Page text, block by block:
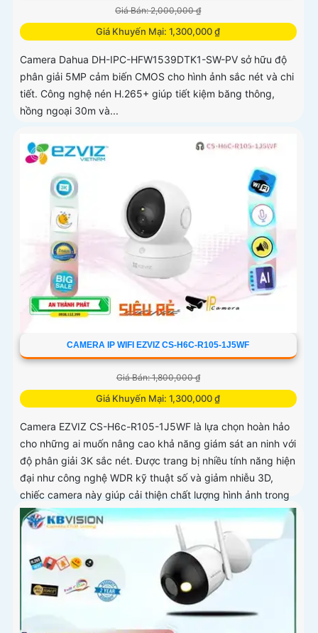
Giá Bán: 2,000,000 ₫
Giá Khuyến Mại: 1,300,000 ₫
Camera Dahua DH-IPC-HFW1539DTK1-SW-PV sở hữu độ
phân giải 5MP cảm biến CMOS cho hình ảnh sắc nét và chi
tiết. Công nghệ nén H.265+ giúp tiết kiệm băng thông,
hồng ngoại 30m và...
CAMERA IP WIFI EZVIZ CS-H6C-R105-1J5WF
Giá Bán: 1,800,000 ₫
Giá Khuyến Mại: 1,300,000 ₫
Camera EZVIZ CS-H6c-R105-1J5WF là lựa chọn hoàn hảo
cho những ai muốn nâng cao khả năng giám sát an ninh với
độ phân giải 3K sắc nét. Được trang bị nhiều tính năng hiện
đại như công nghệ WDR kỹ thuật số và giảm nhiễu 3D,
chiếc camera này giúp cải thiện chất lượng hình ảnh trong
mọi điều kiện ánh sáng